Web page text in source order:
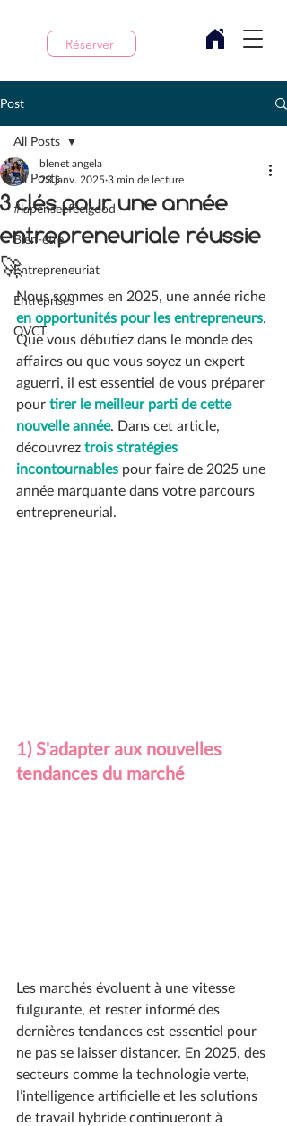
Réserver
Post
All Posts
#lapenseefeelgood
Bien-être
Entrepreneuriat
Entreprises
QVCT
All Posts
3 clés pour une année
entrepreneuriale réussie
🚀
blenet angela
23 janv. 2025 3 min de lecture
Nous sommes en 2025, une année riche
en opportunités pour les entrepreneurs.
Que vous débutiez dans le monde des
affaires ou que vous soyez un expert
aguerri, il est essentiel de vous préparer
pour tirer le meilleur parti de cette
nouvelle année. Dans cet article,
découvrez trois stratégies
incontournables pour faire de 2025 une
année marquante dans votre parcours
entrepreneurial.
1) S'adapter aux nouvelles
tendances du marché
Les marchés évoluent à une vitesse
fulgurante, et rester informé des
dernières tendances est essentiel pour
ne pas se laisser distancer. En 2025, des
secteurs comme la technologie verte,
l’intelligence artificielle et les solutions
de travail hybride continueront à